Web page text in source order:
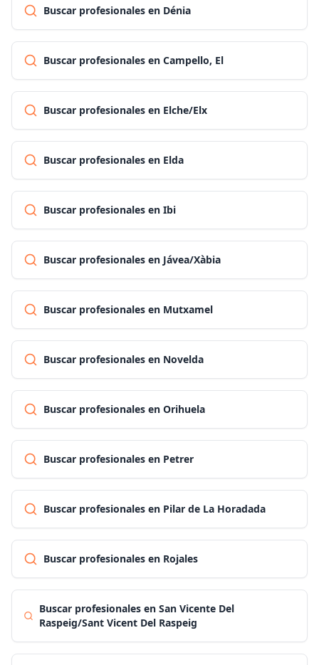
Buscar profesionales en Dénia
Buscar profesionales en Campello, El
Buscar profesionales en Elche/Elx
Buscar profesionales en Elda
Buscar profesionales en Ibi
Buscar profesionales en Jávea/Xàbia
Buscar profesionales en Mutxamel
Buscar profesionales en Novelda
Buscar profesionales en Orihuela
Buscar profesionales en Petrer
Buscar profesionales en Pilar de La Horadada
Buscar profesionales en Rojales
Buscar profesionales en San Vicente Del
Raspeig/Sant Vicent Del Raspeig